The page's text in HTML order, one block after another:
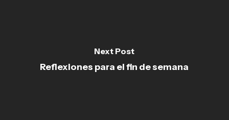
Next Post
Reflexiones para el fin de semana